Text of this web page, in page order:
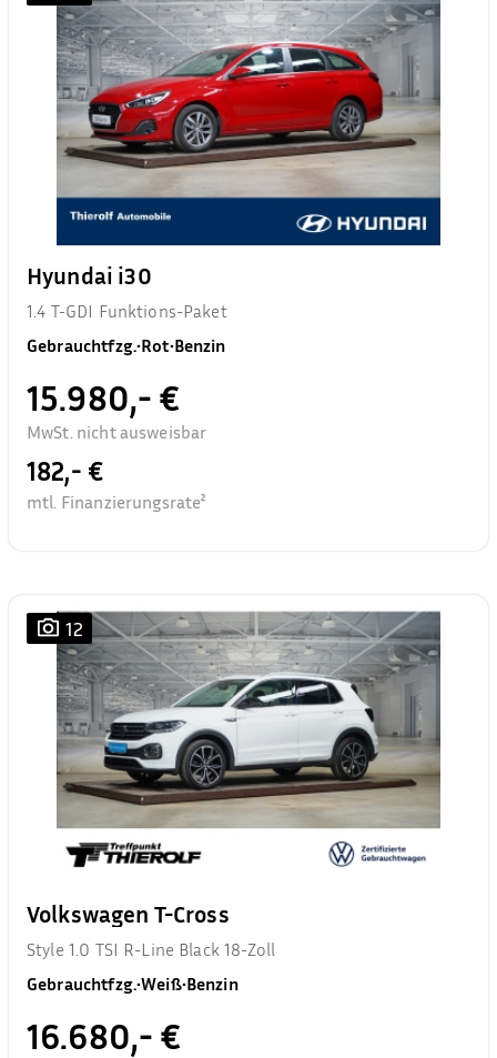
Hyundai i30
1.4 T-GDI Funktions-Paket
Gebrauchtfzg.•Rot•Benzin
15.980,- €
MwSt. nicht ausweisbar
182,- €
mtl. Finanzierungsrate²
12
Volkswagen T-Cross
Style 1.0 TSI R-Line Black 18-Zoll
Gebrauchtfzg.•Weiß•Benzin
16.680,- €